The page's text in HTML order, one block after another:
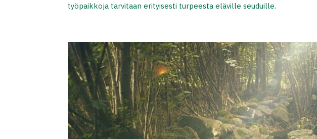
työpaikkoja tarvitaan erityisesti turpeesta eläville seuduille.